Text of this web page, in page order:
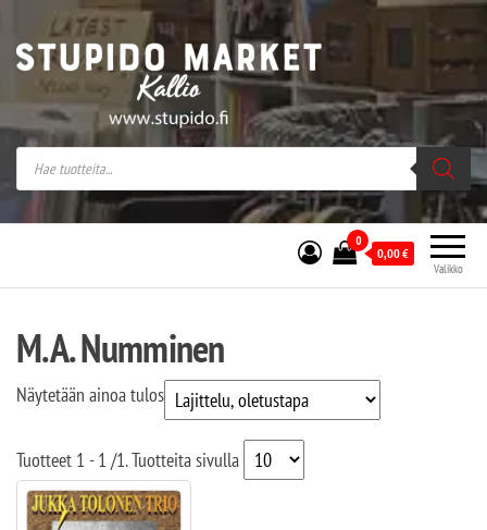
Stupido Market – verkossa ja kivijalassa
Stupido Market on vaihtoehtomusaan
erikoistunut verkko- sekä
kivijalkakauppa Helsingissä Kallion
sydämessä.
Valikko
0
0,00€
M.A. Numminen
Näytetään ainoa tulos
Tuotteet 1 - 1 /1. Tuotteita sivulla